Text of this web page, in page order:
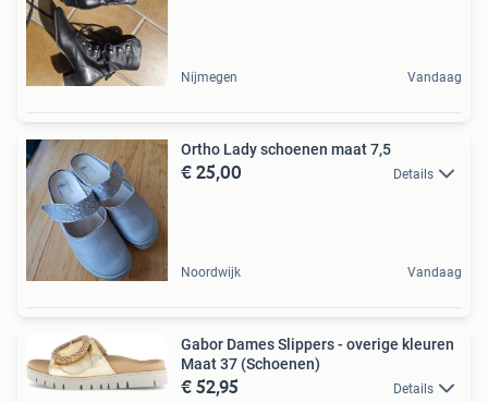
Nijmegen Vandaag
Ortho Lady schoenen maat 7,5
€ 25,00 Details
Noordwijk Vandaag
Gabor Dames Slippers - overige kleuren
Maat 37 (Schoenen)
€ 52,95 Details